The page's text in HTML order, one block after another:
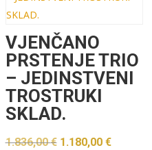
VJENČANO
PRSTENJE TRIO
– JEDINSTVENI
TROSTRUKI
SKLAD.
1.836,00€ Izvorna
1.180,00 €